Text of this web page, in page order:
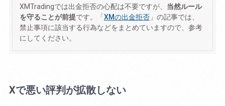
XMTradingでは出金拒否の心配は不要ですが、 当然ルール
を守ることが前提です。「XMの出金拒否」の記事では、
禁止事項に該当する行為などをまとめていますので、参考
にしてください。
Xで悪い評判が拡散しない